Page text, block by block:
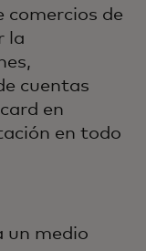
comercios de
la
cuentas
en
en todo
un medio